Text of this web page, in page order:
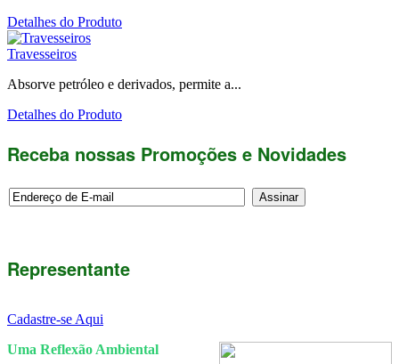
Detalhes do Produto
Travesseiros
Absorve petróleo e derivados, permite a...
Detalhes do Produto
Receba nossas Promoções e Novidades
Representante
Cadastre-se Aqui
Uma Reflexão Ambiental